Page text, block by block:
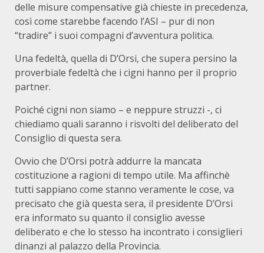
delle misure compensative già chieste in precedenza,
così come starebbe facendo l’ASI – pur di non
“tradire” i suoi compagni d’avventura politica.
Una fedeltà, quella di D’Orsi, che supera persino la
proverbiale fedeltà che i cigni hanno per il proprio
partner.
Poiché cigni non siamo – e neppure struzzi -, ci
chiediamo quali saranno i risvolti del deliberato del
Consiglio di questa sera.
Ovvio che D’Orsi potrà addurre la mancata
costituzione a ragioni di tempo utile. Ma affinchè
tutti sappiano come stanno veramente le cose, va
precisato che già questa sera, il presidente D’Orsi
era informato su quanto il consiglio avesse
deliberato e che lo stesso ha incontrato i consiglieri
dinanzi al palazzo della Provincia.